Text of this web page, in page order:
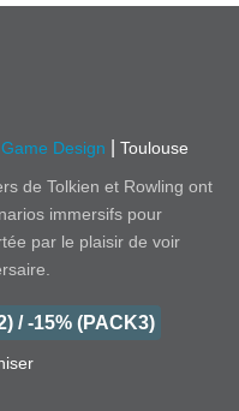
Design
Toulouse
de Tolkien et Rowling ont
immersifs pour
par le plaisir de voir
/ -15% (PACK3)